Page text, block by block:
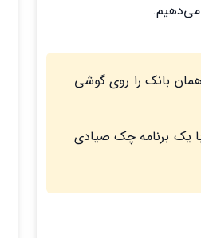
می‌دهیم.
بانک را روی گوشی
یک برنامه چک صیادی